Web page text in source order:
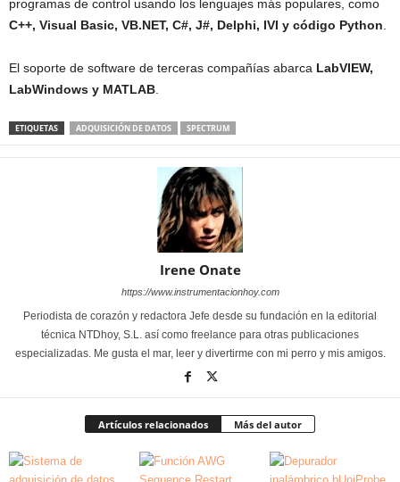
programas de control usando los lenguajes más populares, como
C++, Visual Basic, VB.NET, C#, J#, Delphi, IVI y código Python
El soporte de software de terceras compañías abarca LabVIEW,
LabWindows y MATLAB
ETIQUETAS ADQUISICIÓN DE DATOS SPECTRUM
Irene Onate
https://www.instrumentacionhoy.com
Periodista de corazón y redactora Jefe desde su fundación en la editorial
técnica NTDhoy, S.L. así como freelance para otras publicaciones
especializadas. Me gusta el mar, leer y divertirme con mi perro y mis amigos.
Artículos relacionados Más del autor